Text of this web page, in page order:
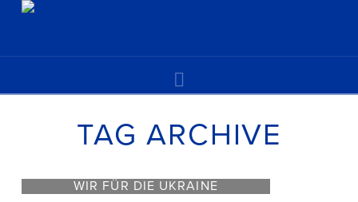
TAG ARCHIVE
WIR FÜR DIE UKRAINE